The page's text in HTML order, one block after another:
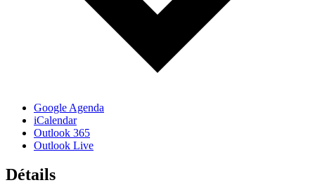
Google Agenda
iCalendar
Outlook 365
Outlook Live
Détails